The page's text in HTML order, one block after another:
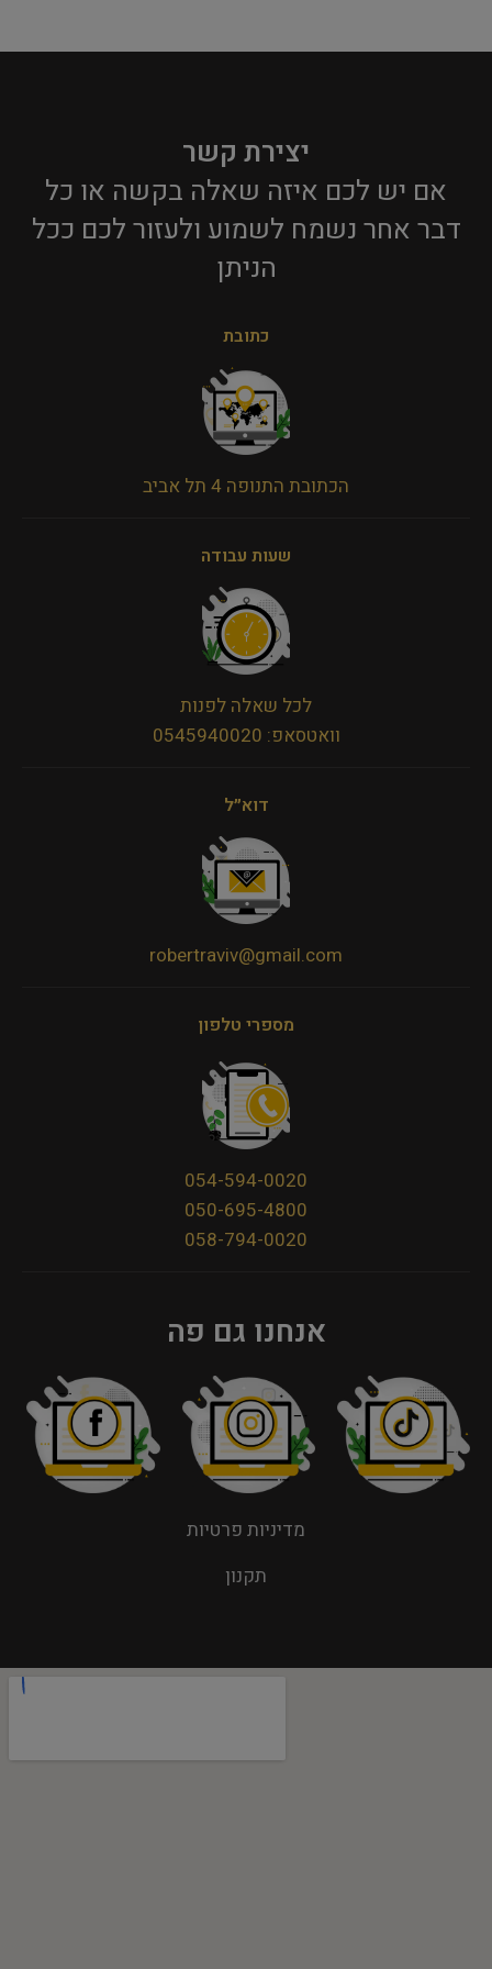
יצירת קשר
אם יש לכם איזה שאלה בקשה או כל
דבר אחר נשמח לשמוע ולעזור לכם ככל
הניתן​
כתובת
הכתובת התנופה 4 תל אביב
שעות עבודה
לכל שאלה לפנות
וואטסאפ: 0545940020
דוא״ל
robertraviv@gmail.com
מספרי טלפון
054-594-0020
050-695-4800
058-794-0020
אנחנו גם פה
מדיניות פרטיות
תקנון